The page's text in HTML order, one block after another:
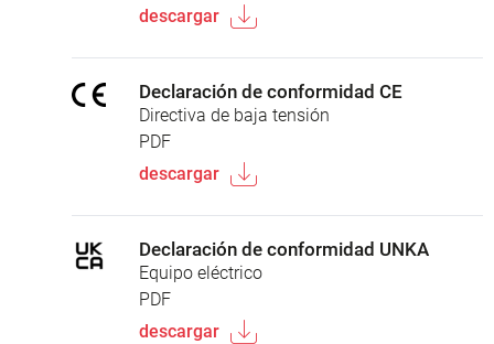
descargar
Declaración de conformidad CE
Directiva de baja tensión
PDF
descargar
Declaración de conformidad UNKA
Equipo eléctrico
PDF
descargar